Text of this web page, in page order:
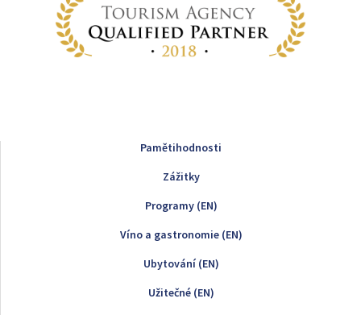
Pamětihodnosti
Zážitky
Programy (EN)
Víno a gastronomie (EN)
Ubytování (EN)
Užitečné (EN)